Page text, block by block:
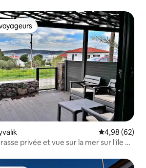
parmi les plus aimés
Note
4,98 (62)
privée et vue sur la mer sur l'île de